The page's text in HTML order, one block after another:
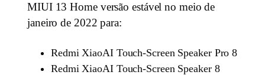
MIUI 13 Home versão estável no meio de
janeiro de 2022 para:
Redmi XiaoAI Touch-Screen Speaker Pro 8
Redmi XiaoAI Touch-Screen Speaker 8